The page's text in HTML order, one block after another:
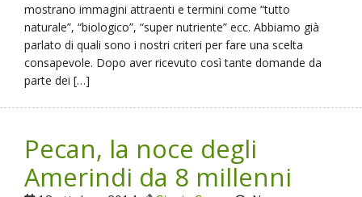
mostrano immagini attraenti e termini come “tutto
naturale”, “biologico”, “super nutriente” ecc. Abbiamo già
parlato di quali sono i nostri criteri per fare una scelta
consapevole. Dopo aver ricevuto così tante domande da
parte dei […]
Pecan, la noce degli
Amerindi da 8 millenni